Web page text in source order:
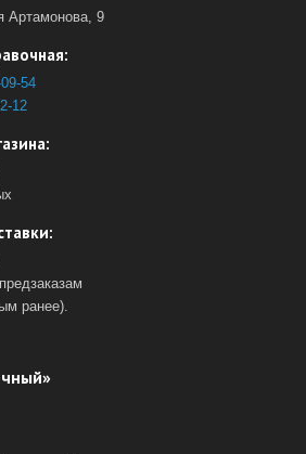
Артамонова, 9
54
12
ранее).